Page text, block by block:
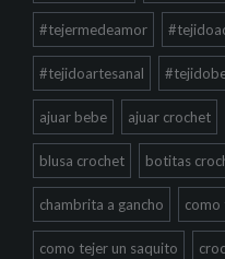
#tejermedeamor
#tejidoartesanal
ajuar bebe ajuar crochet
blusa crochet botitas
chambrita a gancho como
como tejer un saquito